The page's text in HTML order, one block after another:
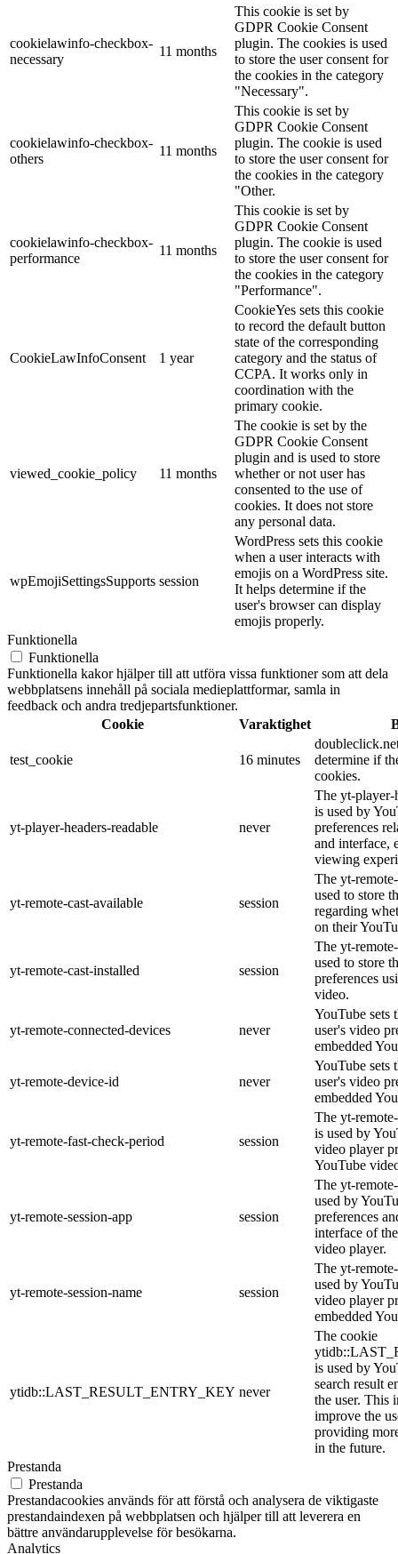
cookielawinfo-checkbox-
necessary
11 months
This cookie is set by
GDPR Cookie Consent
plugin. The cookies is used
to store the user consent for
the cookies in the category
"Necessary".
cookielawinfo-checkbox-
others
11 months
This cookie is set by
GDPR Cookie Consent
plugin. The cookie is used
to store the user consent for
the cookies in the category
"Other.
cookielawinfo-checkbox-
performance
11 months
This cookie is set by
GDPR Cookie Consent
plugin. The cookie is used
to store the user consent for
the cookies in the category
"Performance".
CookieLawInfoConsent 1 year
CookieYes sets this cookie
to record the default button
state of the corresponding
category and the status of
CCPA. It works only in
coordination with the
primary cookie.
viewed_cookie_policy 11 months
The cookie is set by the
GDPR Cookie Consent
plugin and is used to store
whether or not user has
consented to the use of
cookies. It does not store
any personal data.
wpEmojiSettingsSupports session
WordPress sets this cookie
when a user interacts with
emojis on a WordPress site.
It helps determine if the
user's browser can display
emojis properly.
Funktionella
Funktionella
Funktionella kakor hjälper till att utföra vissa funktioner som att dela
webbplatsens innehåll på sociala medieplattformar, samla in
feedback och andra tredjepartsfunktioner.
Cookie
Varaktighet
test_cookie 16 minutes
determine if
cookies.
yt-player-headers-readable never
The yt-player-
is used by
preferences
and interface,
viewing
yt-remote-cast-available session
The yt-
used to store
regarding
on their
yt-remote-cast-installed session
The yt-
used to store
preferences
video.
yt-remote-connected-devices never
YouTube sets
user's video
embedded
yt-remote-device-id never
YouTube sets
user's video
embedded
yt-remote-fast-check-period session
The yt-
is used by
video player
YouTube
yt-remote-session-app session
The yt-
used by
preferences
interface of
video player.
yt-remote-session-name session
The yt-
used by
video player
embedded
ytidb::LAST_RESULT_ENTRY_KEY never
The cookie
is used by
search result
the user. This
improve the
providing
in the future.
Prestanda
Prestanda
Prestandacookies används för att förstå och analysera de viktigaste
prestandaindexen på webbplatsen och hjälper till att leverera en
bättre användarupplevelse för besökarna.
Analytics